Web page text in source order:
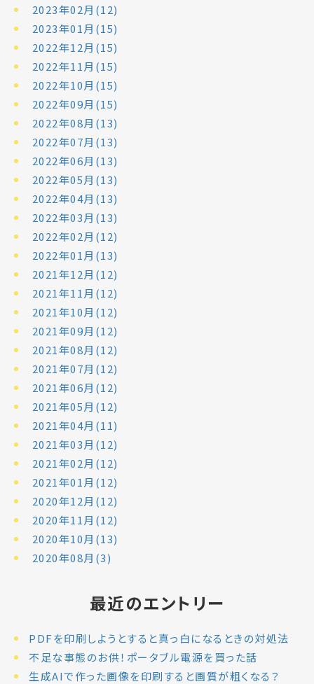
2023年02月(12)
2023年01月(15)
2022年12月(15)
2022年11月(15)
2022年10月(15)
2022年09月(15)
2022年08月(13)
2022年07月(13)
2022年06月(13)
2022年05月(13)
2022年04月(13)
2022年03月(13)
2022年02月(12)
2022年01月(13)
2021年12月(12)
2021年11月(12)
2021年10月(12)
2021年09月(12)
2021年08月(12)
2021年07月(12)
2021年06月(12)
2021年05月(12)
2021年04月(11)
2021年03月(12)
2021年02月(12)
2021年01月(12)
2020年12月(12)
2020年11月(12)
2020年10月(13)
2020年08月(3)
最近のエントリー
PDFを印刷しようとすると真っ白になるときの対処法
不足な事態のお供！ポータブル電源を買った話
生成AIで作った画像を印刷すると画質が粗くなる？